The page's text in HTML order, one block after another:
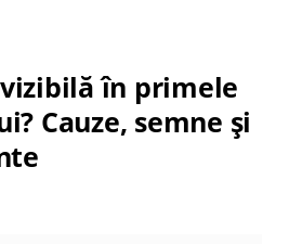
în primele
Cauze, semne și